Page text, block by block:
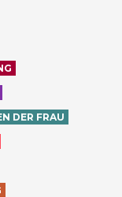
DER FRAU